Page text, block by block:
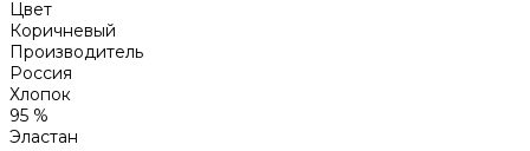
Цвет
Коричневый
Производитель
Россия
Хлопок
95 %
Эластан